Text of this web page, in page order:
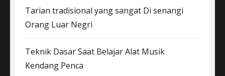
Tarian tradisional yang sangat Di senangi
Orang Luar Negri
Teknik Dasar Saat Belajar Alat Musik
Kendang Penca